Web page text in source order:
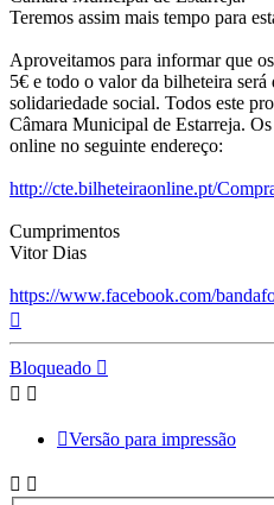
Teremos assim mais tempo para
Aproveitamos para informar que
5€ e todo o valor da bilheteira
solidariedade social. Todos este
Câmara Municipal de Estarreja.
online no seguinte endereço:
http://cte.bilheteiraonline.pt/
Cumprimentos
Vitor Dias
https://www.facebook.com/
Bloqueado
Versão para impressão